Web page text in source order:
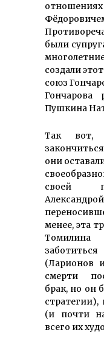
были
создали
союз
Гончарова
Пушкина
Так вот,
они
своей
менее, эта
(Ларионов
смерти
брак, но он
стратегии),
(и почти
всего их